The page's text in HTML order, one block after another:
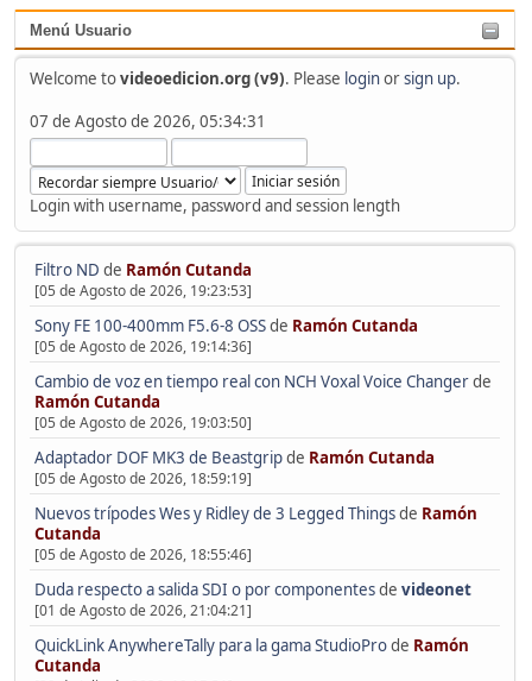
Menú Usuario
Welcome tovideoedicion.org (v9). Please loginorsign up.
07 de Agosto de 2026, 05:34:31
Login with username, password and session length
Filtro ND de Ramón Cutanda
[05 de Agosto de 2026, 19:23:53]
Sony FE 100-400mm F5.6-8 OSSde Ramón Cutanda
[05 de Agosto de 2026, 19:14:36]
Cambio de voz en tiempo real con NCH Voxal Voice Changerde
Ramón Cutanda
[05 de Agosto de 2026, 19:03:50]
Adaptador DOF MK3 de Beastgripde Ramón Cutanda
[05 de Agosto de 2026, 18:59:19]
Nuevos trípodes Wes y Ridley de 3 Legged Thingsde Ramón
Cutanda
[05 de Agosto de 2026, 18:55:46]
Duda respecto a salida SDI o por componentesde videonet
[01 de Agosto de 2026, 21:04:21]
QuickLink AnywhereTally para la gama StudioProde Ramón
Cutanda